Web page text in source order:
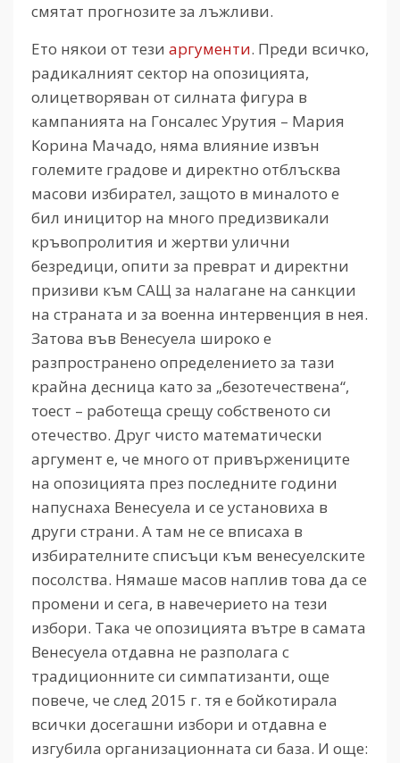
смятат прогнозите за лъжливи.
Ето някои от тези аргументи. Преди всичко,
радикалният сектор на опозицията,
олицетворяван от силната фигура в
кампанията на Гонсалес Урутия – Мария
Корина Мачадо, няма влияние извън
големите градове и директно отблъсква
масови избирател, защото в миналото е
бил иницитор на много предизвикали
кръвопролития и жертви улични
безредици, опити за преврат и директни
призиви към САЩ за налагане на санкции
на страната и за военна интервенция в нея.
Затова във Венесуела широко е
разпространено определението за тази
крайна десница като за „безотечествена“,
тоест – работеща срещу собственото си
отечество. Друг чисто математически
аргумент е, че много от привържениците
на опозицията през последните години
напуснаха Венесуела и се установиха в
други страни. А там не се вписаха в
избирателните списъци към венесуелските
посолства. Нямаше масов наплив това да се
промени и сега, в навечерието на тези
избори. Така че опозицията вътре в самата
Венесуела отдавна не разполага с
традиционните си симпатизанти, още
повече, че след 2015 г. тя е бойкотирала
всички досегашни избори и отдавна е
изгубила организационната си база. И още: